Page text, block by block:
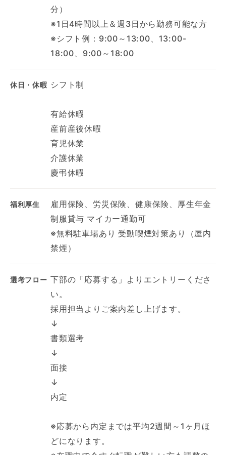
分）
※1日4時間以上＆週3日から勤務可能な方
※シフト例：9:00～13:00、13:00-
18:00、9:00～18:00
休日・休暇 シフト制
有給休暇
産前産後休暇
育児休業
介護休業
慶弔休暇
福利厚生
雇用保険、労災保険、健康保険、厚生年金
制服貸与 マイカー通勤可
※無料駐車場あり 受動喫煙対策あり（屋内
禁煙）
選考フロー 下部の「応募する」よりエントリーくださ
い。
採用担当よりご案内差し上げます。
↓
書類選考
↓
面接
↓
内定
※応募から内定までは平均2週間～1ヶ月ほ
どになります。